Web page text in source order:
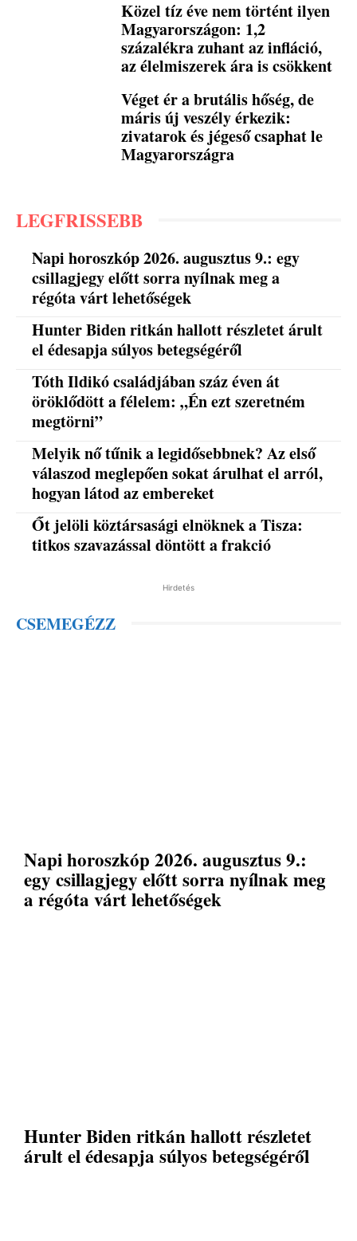
Közel tíz éve nem történt ilyen
Magyarországon: 1,2
százalékra zuhant az infláció,
az élelmiszerek ára is csökkent
Véget ér a brutális hőség, de
máris új veszély érkezik:
zivatarok és jégeső csaphat le
Magyarországra
LEGFRISSEBB
Napi horoszkóp 2026. augusztus 9.: egy
csillagjegy előtt sorra nyílnak meg a
régóta várt lehetőségek
Hunter Biden ritkán hallott részletet árult
el édesapja súlyos betegségéről
Tóth Ildikó családjában száz éven át
öröklődött a félelem: „Én ezt szeretném
megtörni”
Melyik nő tűnik a legidősebbnek? Az első
válaszod meglepően sokat árulhat el arról,
hogyan látod az embereket
Őt jelöli köztársasági elnöknek a Tisza:
titkos szavazással döntött a frakció
Hirdetés
CSEMEGÉZZ
Napi horoszkóp 2026. augusztus 9.:
egy csillagjegy előtt sorra nyílnak meg
a régóta várt lehetőségek
Hunter Biden ritkán hallott részletet
árult el édesapja súlyos betegségéről